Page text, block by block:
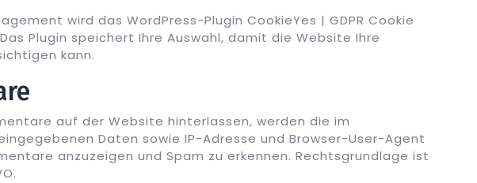
wird das WordPress-Plugin CookieYes | GDPR Cookie
Plugin speichert Ihre Auswahl, damit die Website Ihre
kann.
auf der Website hinterlassen, werden die im
Daten sowie IP-Adresse und Browser-User-Agent
anzuzeigen und Spam zu erkennen. Rechtsgrundlage ist